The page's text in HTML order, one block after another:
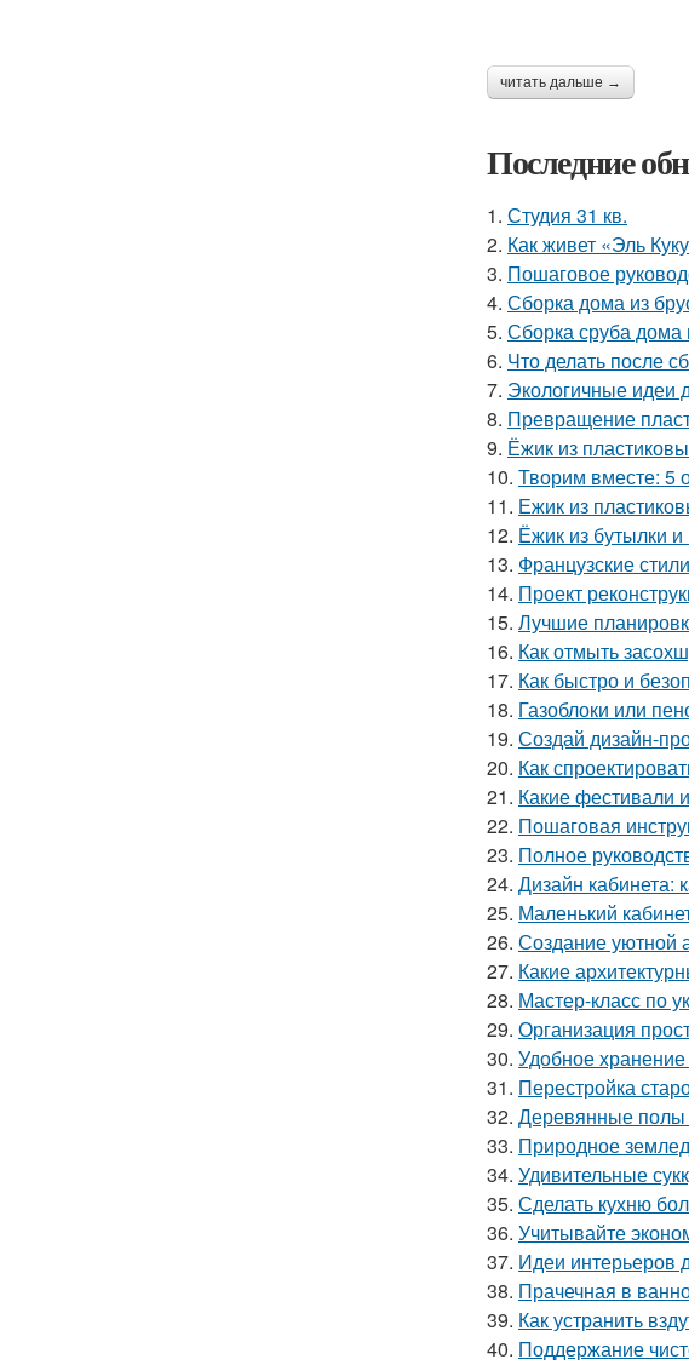
читать дальше →
Последние
1. Студия 31 кв.
2. Как живет «Эль
3. Пошаговое
4. Сборка дома из
5. Сборка сруба дома
6. Что делать после
7. Экологичные идеи
8. Превращение
9. Ёжик из
10. Творим вместе: 5
11. Ежик из
12. Ёжик из бутылки
13. Французские
14. Проект
15. Лучшие
16. Как отмыть
17. Как быстро и
18. Газоблоки или
19. Создай дизайн-
20. Как
21. Какие фестивали
22. Пошаговая
23. Полное
24. Дизайн кабинета:
25. Маленький
26. Создание уютной
27. Какие
28. Мастер-класс по
29. Организация
30. Удобное
31. Перестройка
32. Деревянные полы
33. Природное
34. Удивительные
35. Сделать кухню
36. Учитывайте
37. Идеи интерьеров
38. Прачечная в
39. Как устранить
40. Поддержание